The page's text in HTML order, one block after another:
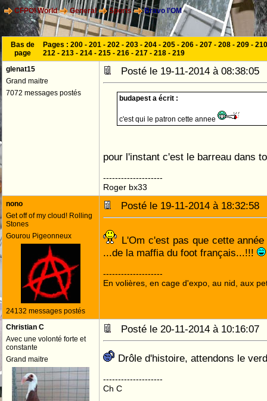
CFPOI World General Sports Bravo l'OM
Bas de
page
Pages : 200 - 201 - 202 - 203 - 204 - 205 - 206 - 207 - 208 - 209 - 210
212 - 213 - 214 - 215 - 216 - 217 - 218 - 219
glenat15
Grand maitre
7072 messages postés
Posté le 19-11-2014 à
budapest a écrit :
c'est qui le patron cette annee
pour l'instant c'est le barreau dans
--------------------
Roger bx33
nono
Get off of my cloud! Rolling
Stones
Gourou Pigeonneux
24132 messages postés
Posté le 19-11-2014 à
L'Om c'est pas que cette
...de la maffia du foot français...!!!
--------------------
En volières, en cage d'expo, au nid, aux
Christian C
Avec une volonté forte et
constante
Grand maitre
Posté le 20-11-2014 à
Drôle d'histoire, attendons le
--------------------
Ch C